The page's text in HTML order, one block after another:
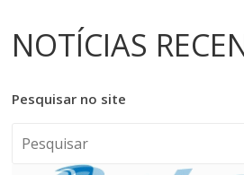
NOTÍCIAS
Pesquisar no site